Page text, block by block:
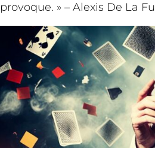
provoque. » – Alexis De La